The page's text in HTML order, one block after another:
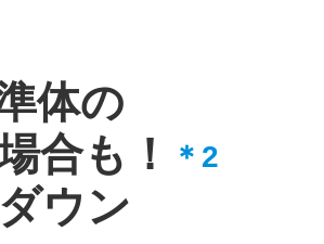
体の
合も！ ＊2
ウン